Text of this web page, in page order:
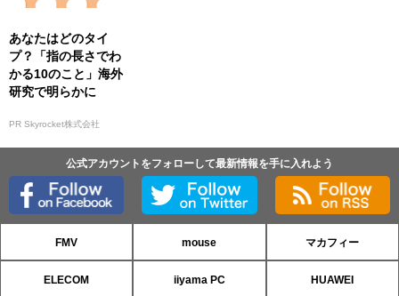
あなたはどのタイ
プ？「指の長さでわ
かる10のこと」海外
研究で明らかに
PR Skyrocket株式会社
公式アカウントをフォローして最新情報を手に入れよう
FMV mouse マカフィー
ELECOM iiyama PC HUAWEI